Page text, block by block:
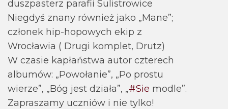
duszpasterz parafii Sulistrowice
Niegdyś znany również jako „Mane”;
członek hip-hopowych ekip z
Wrocławia ( Drugi komplet, Drutz)
W czasie kapłaństwa autor czterech
albumów: „Powołanie”, „Po prostu
wierze”, „Bóg jest działa”, „#Sie modle”.
Zapraszamy uczniów i nie tylko!